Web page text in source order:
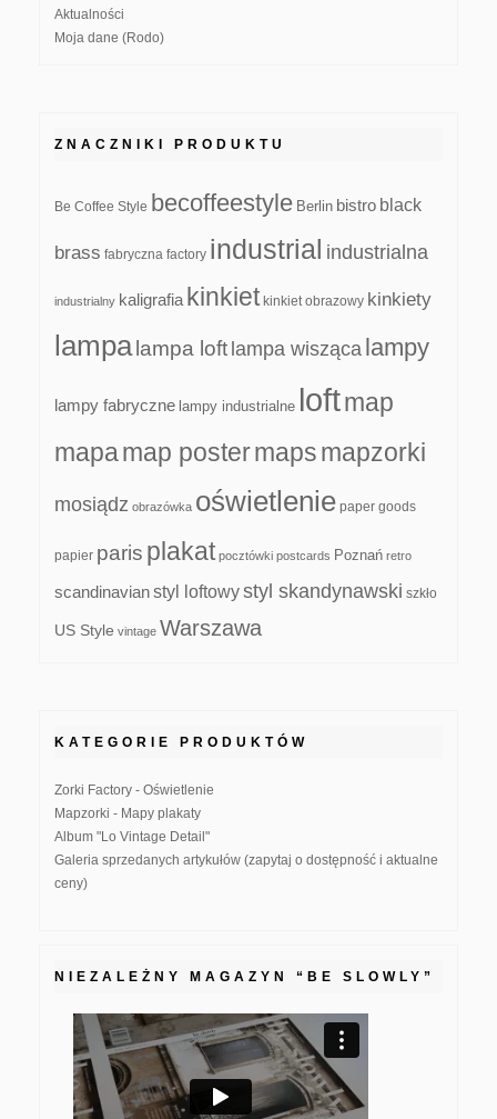
Aktualności
Moja dane (Rodo)
ZNACZNIKI PRODUKTU
Be Coffee Style becoffeestyle Berlin bistro black
brass fabryczna factory industrial industrialna
industrialny kaligrafia kinkiet kinkiet obrazowy kinkiety
lampa lampa loft lampa wisząca lampy
lampy fabryczne lampy industrialne loftmap
mapamap postermapsmapzorki
mosiądz obrazówka oświetlenie paper goods
papier paris plakat pocztówki postcards Poznań retro
scandinavianstyl loftowystyl skandynawski szkło
US Style vintage Warszawa
KATEGORIE PRODUKTÓW
Zorki Factory - Oświetlenie
Mapzorki - Mapy plakaty
Album "Lo Vintage Detail"
Galeria sprzedanych artykułów (zapytaj o dostępność i aktualne
ceny)
NIEZALEŻNY MAGAZYN “BE SLOWLY”